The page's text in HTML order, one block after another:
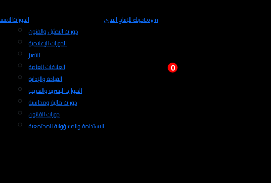
الدورات
دورات التمثيل والفنون
الدورات الإعلامية
التميز
العلاقات العامة
القيادة والإدارة
الموارد البشرية والتدريب
دورات مالية ومحاسبة
دورات القانون
الاستدامة والمسؤولية المجتمعية
حرتك للإنتاج الفنيLogin
0